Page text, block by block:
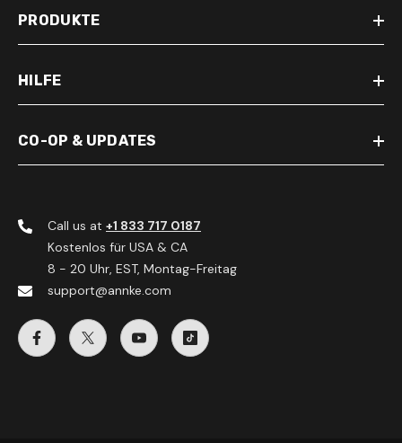
PRODUKTE
HILFE
CO-OP & UPDATES
Call us at +1 833 717 0187
Kostenlos für USA & CA
8 - 20 Uhr, EST, Montag-Freitag
support@annke.com